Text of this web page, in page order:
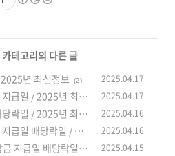
테고리의 다른 글
년 최신정보
(2) 2025.04.17
급일 / 2025년 최신
2025.04.17
락일 / 2025년 최신
2025.04.16
급일 배당락일 / 20
2025.04.16
지급일 배당락일 /
2025.04.15